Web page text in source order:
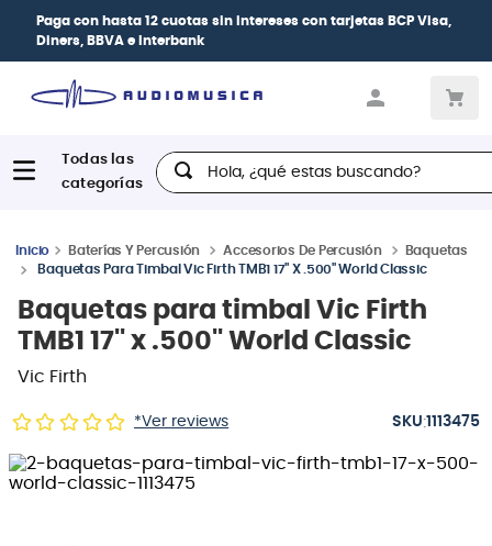
Paga con hasta 12 cuotas sin intereses con tarjetas BCP Visa,
Diners, BBVA e Interbank
Hola, ¿qué estas buscando?
Baterías Y Percusión Accesorios De Percusión
Baquetas
Baquetas Para Timbal Vic Firth TMB1 17'' X .500'' World Classic
Baquetas para timbal Vic Firth
TMB1 17'' x .500'' World Classic
Vic Firth
*Ver reviews :1113475